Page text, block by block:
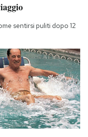
sentirsi puliti dopo 12